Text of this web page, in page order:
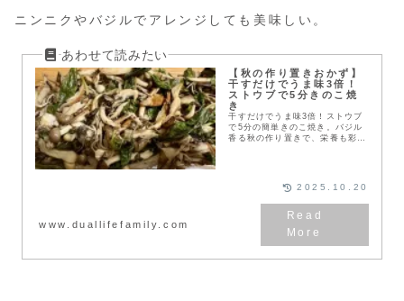
ニンニクやバジルでアレンジしても美味しい。
【秋の作り置きおかず】
干すだけでうま味3倍！
ストウブで5分きのこ焼
き
干すだけでうま味3倍！ストウブ
で5分の簡単きのこ焼き。バジル
香る秋の作り置きで、栄養も彩り
www.duallifefamily.com
2025.10.20